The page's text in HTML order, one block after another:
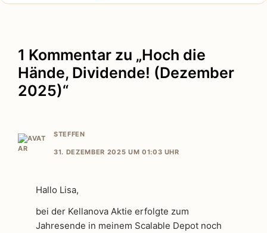
1 Kommentar zu „Hoch die
Hände, Dividende! (Dezember
2025)“
STEFFEN
31. DEZEMBER 2025 UM 01:03 UHR
Hallo Lisa,
bei der Kellanova Aktie erfolgte zum
Jahresende in meinem Scalable Depot noch